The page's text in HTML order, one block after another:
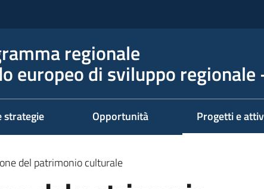
regionale
europeo di sviluppo regionale
strategie Opportunità Progetti e
Menu
del patrimonio culturale